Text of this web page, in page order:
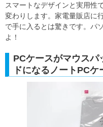
スマートなデザインと実用性
変わりします。家電量販店に
で手に入るとは驚きです。パ
よ！
PCケースがマウスパ
ドになるノートPCケ